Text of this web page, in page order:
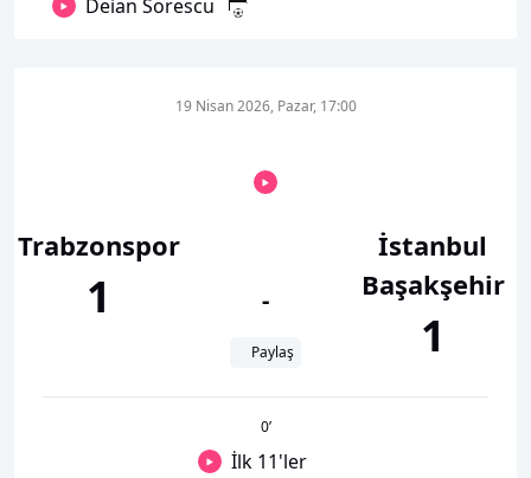
Deian Sorescu
Trabzonspor
1
19 Nisan 2026, Pazar, 17:00
-
Paylaş
İstanbul
Başakşehir
1
0’
İlk 11'ler